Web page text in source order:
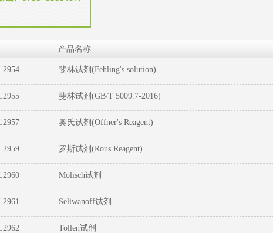
产品名称
斐林试剂(Fehling's solution)
斐林试剂(GB/T 5009.7-2016)
奥氏试剂(Offner's Reagent)
罗斯试剂(Rous Reagent)
Molisch试剂
Seliwanoff试剂
Tollen试剂